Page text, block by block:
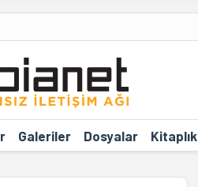
Galeriler Dosyalar Kitaplık